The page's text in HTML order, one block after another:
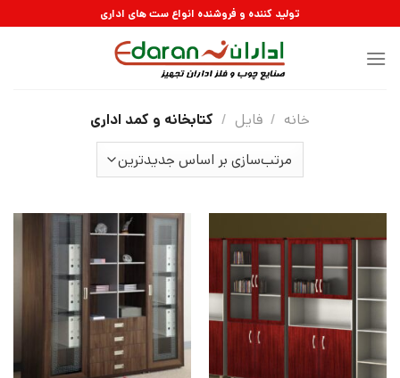
به
محتوا
تولید کننده و فروشنده انواع ست های اداری
خانه / فايل / كتابخانه و كمد ادارى